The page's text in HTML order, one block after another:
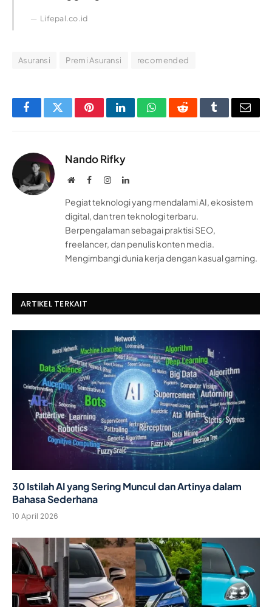
Lifepal.co.id
Asuransi Premi Asuransi recomended
FacebookTwitterPinterestLinkedInWhatsAppRedditTumblrEmail
Nando Rifky
WebsiteFacebookInstagramLinkedIn
Pegiat teknologi yang mendalami AI, ekosistem
digital, dan tren teknologi terbaru.
Berpengalaman sebagai praktisi SEO,
freelancer, dan penulis konten media.
Mengimbangi dunia kerja dengan kasual gaming.
ARTIKEL TERKAIT
30 Istilah AI yang Sering Muncul dan Artinya dalam
Bahasa Sederhana
10 April 2026